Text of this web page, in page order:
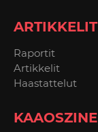
ARTIKKELIT
Raportit
Artikkelit
Haastattelut
KAAOSZINE